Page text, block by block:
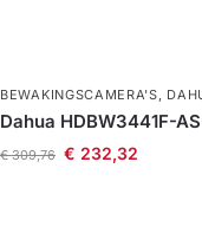
BEWAKINGSCAMERA'S,
Dahua HDBW3441F-
€309,76 € 232,32